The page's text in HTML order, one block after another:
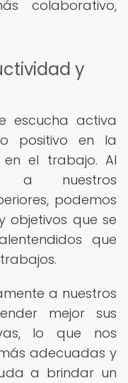
colaborativo,
y
escucha activa
positivo en la
el trabajo. Al
a nuestros
podemos
objetivos que se
que
a nuestros
mejor sus
lo que nos
adecuadas y
a brindar un